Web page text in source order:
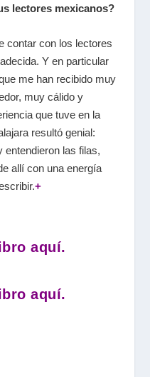
lectores mexicanos?
contar con los lectores
Y en particular
me han recibido muy
muy cálido y
que tuve en la
resultó genial:
las filas,
allí con una energía
+
aquí.
aquí.